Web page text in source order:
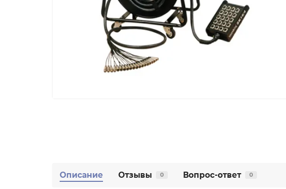
Описание Отзывы 0 Вопрос-ответ 0